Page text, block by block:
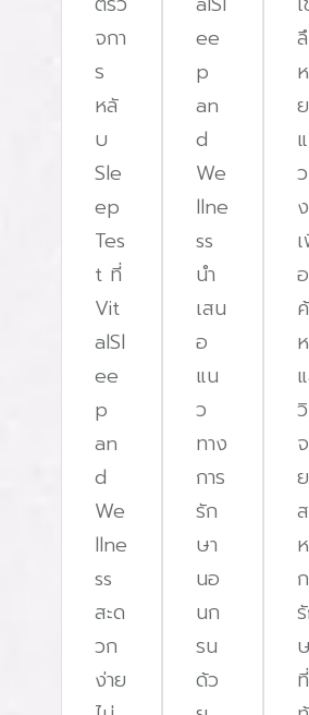
จำกัดข้อมูลจะมีความละเอียดน้อยก
โดยวัดเพียงข้อมูลพื้นฐาน เช่น กา
เคลื่อนไหวของหน้าอกและท้อง กา
เลือด และการตรวจวัดเสียงกรน
คลื่นหัวใจร่วมด้วย จะเหมาะสำหรั
หรือแค่นอนกรนอย่างเดียว เพราะ
มีข้อเสียคือ ไม่สามารถประเมินป
ได้เต็มที่ เนื่องจากไม่ได้วัดคลื่นส
ที่แม่นยำเท่ากับการตรวจระดับที่ 1
ทดสอบวัดออกซิเจนในเลือดและล
การนอนหลับที่พื้นฐานที่สุด วัดเพีย
หรือลมหายใจขณะหลับ ข้อมูลที่ได้
จำกัดไม่เพียงพอในการวินิจฉัยอา
หยุดหายใจขณะหลับได้อย่างแม่น
Sleep Studies Australia อธิบา
มี 4 ระดับที่แตกต่างกันตามความ
จะได้ข้อมูลละเอียดและแก้ปัญหาท
อาจไม่สะดวกสบายเท่าการตรวจที่
ตรวจที่เหมาะสม การเลือกวิธีการ
กับอาการและความรุนแรงของปั
แต่ละคน สำหรับคนที่มีอาการนอน
จกา
ร
หลั
บ
Sle
ep
Tes
t ที่
Vit
alSl
ee
p
an
d
We
llne
ss
สะด
วก
ง่าย
ee
p
an
d
We
llne
ss
นํา
เสน
อ
แน
ว
ทาง
การ
รัก
ษา
นอ
นก
รน
ด้ว
ย
ง
อ
ย